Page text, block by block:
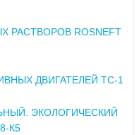
РАСТВОРОВ ROSNEFT
ДВИГАТЕЛЕЙ ТС-1
ЭКОЛОГИЧЕСКИЙ
К5